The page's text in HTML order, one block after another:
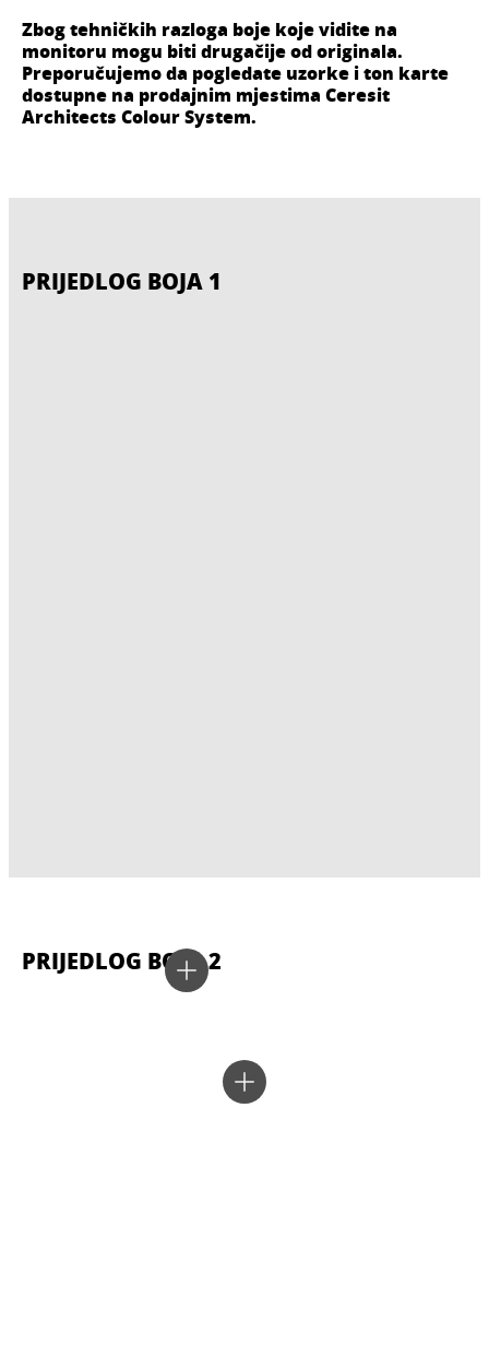
Zbog tehničkih razloga boje koje vidite na
monitoru mogu biti drugačije od originala.
Preporučujemo da pogledate uzorke i ton karte
dostupne na prodajnim mjestima Ceresit
Architects Colour System.
PRIJEDLOG BOJA 1
PRIJEDLOG BOJA 2